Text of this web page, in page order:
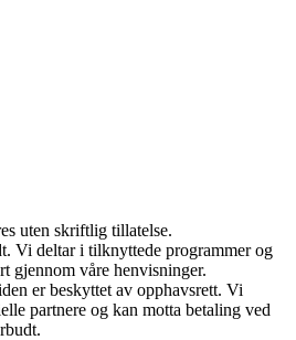
uten skriftlig tillatelse.
Vi deltar i tilknyttede programmer og
gjennom våre henvisninger.
er beskyttet av opphavsrett. Vi
partnere og kan motta betaling ved